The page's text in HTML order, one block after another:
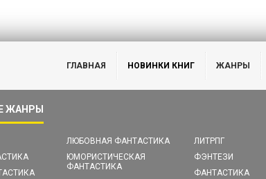
ГЛАВНАЯ НОВИНКИ КНИГ ЖАНРЫ
ЛЮБОВНАЯ ФАНТАСТИКА
ЮМОРИСТИЧЕСКАЯ
ФАНТАСТИКА
ЛИТРПГ
ФЭНТЕЗИ
ФАНТАСТИКА